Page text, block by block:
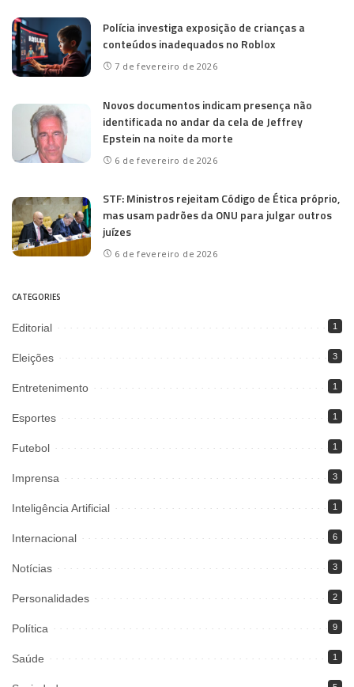
Polícia investiga exposição de crianças a
conteúdos inadequados no Roblox
7 de fevereiro de 2026
Novos documentos indicam presença não
identificada no andar da cela de Jeffrey
Epstein na noite da morte
6 de fevereiro de 2026
STF: Ministros rejeitam Código de Ética próprio,
mas usam padrões da ONU para julgar outros
juízes
6 de fevereiro de 2026
CATEGORIES
Editorial 1
Eleições 3
Entretenimento 1
Esportes 1
Futebol 1
Imprensa 3
Inteligência Artificial 1
Internacional 6
Notícias 3
Personalidades 2
Política 9
Saúde 1